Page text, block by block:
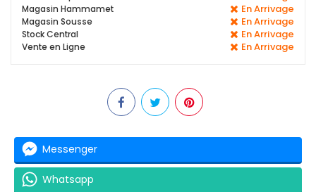
Magasin Hammamet En Arrivage
Magasin Sousse En Arrivage
Stock Central En Arrivage
Vente en Ligne En Arrivage
Messenger
Whatsapp